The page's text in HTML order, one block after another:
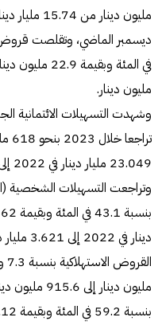
مليون دينار.
23.049 مليار دينار في 2022 إلى 22.431 مليار في 2023.
وتراجعت التسهيلات الشخصية
دينار
مليون دينار